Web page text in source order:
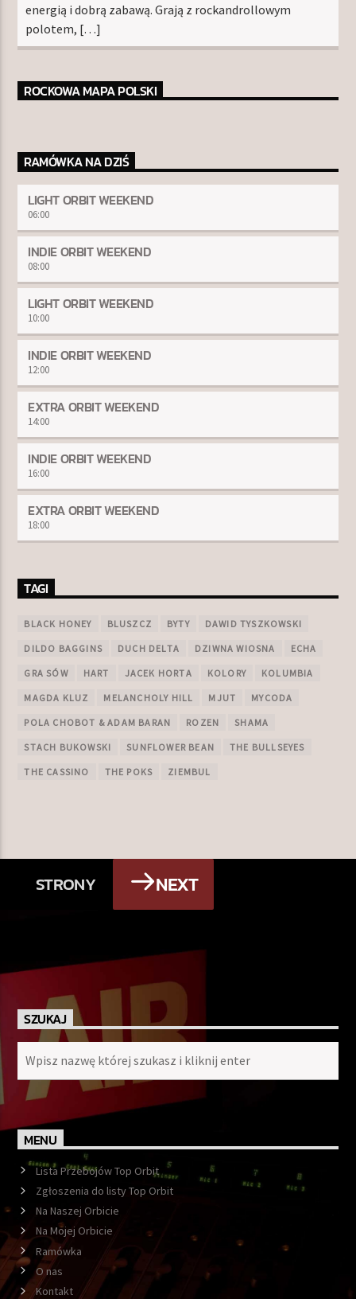
energią i dobrą zabawą. Grają z rockandrollowym
polotem, […]
ROCKOWA MAPA POLSKI
RAMÓWKA NA DZIŚ
LIGHT ORBIT WEEKEND
06:00
INDIE ORBIT WEEKEND
08:00
LIGHT ORBIT WEEKEND
10:00
INDIE ORBIT WEEKEND
12:00
EXTRA ORBIT WEEKEND
14:00
INDIE ORBIT WEEKEND
16:00
EXTRA ORBIT WEEKEND
18:00
TAGI
BLACK HONEY BLUSZCZ BYTY DAWID TYSZKOWSKI
DILDO BAGGINS DUCH DELTA DZIWNA WIOSNA ECHA
GRA SÓW HART JACEK HORTA KOLORY KOLUMBIA
MAGDA KLUZ MELANCHOLY HILL MJUT MYCODA
POLA CHOBOT & ADAM BARAN ROZEN SHAMA
STACH BUKOWSKI SUNFLOWER BEAN THE BULLSEYES
THE CASSINO THE POKS ZIEMBUL
STRONY NEXT
SZUKAJ
MENU
Lista Przebojów Top Orbit
Zgłoszenia do listy Top Orbit
Na Naszej Orbicie
Na Mojej Orbicie
Ramówka
O nas
Kontakt